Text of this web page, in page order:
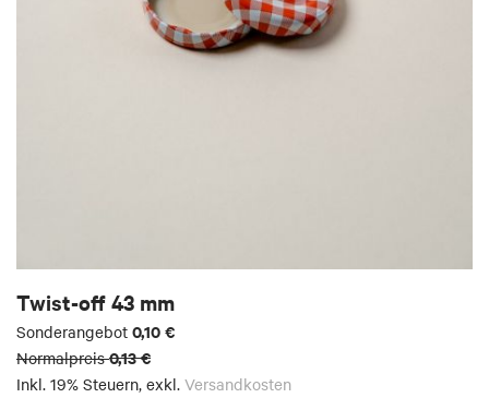
Twist-off 43 mm
Sonderangebot 0,10 €
Normalpreis 0,13 €
Inkl. 19% Steuern, exkl. Versandkosten